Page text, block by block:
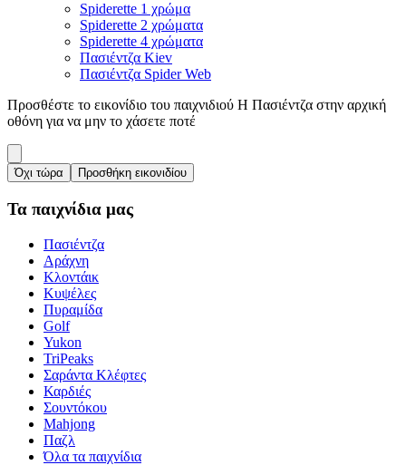
Spiderette 1 χρώμα
Spiderette 2 χρώματα
Spiderette 4 χρώματα
Πασιέντζα Kiev
Πασιέντζα Spider Web
Προσθέστε το εικονίδιο του παιχνιδιού Η Πασιέντζα στην αρχική
οθόνη για να μην το χάσετε ποτέ
Όχι τώρα Προσθήκη εικονιδίου
Τα παιχνίδια μας
Πασιέντζα
Αράχνη
Κλοντάικ
Κυψέλες
Πυραμίδα
Golf
Yukon
TriPeaks
Σαράντα Κλέφτες
Καρδιές
Σουντόκου
Mahjong
Παζλ
Όλα τα παιχνίδια